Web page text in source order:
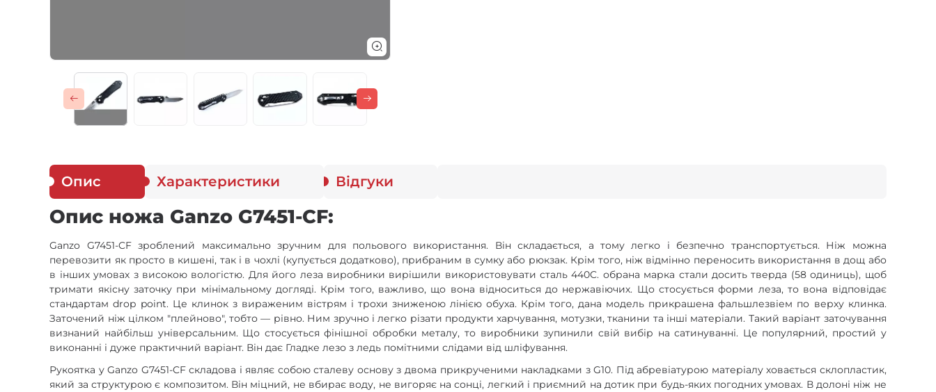
Опис Характеристики Відгуки
Опис ножа Ganzo G7451-CF:
Ganzo G7451-CF зроблений максимально зручним для польового використання. Він складається, а тому легко і безпечно транспортується. Ніж можна
перевозити як просто в кишені, так і в чохлі (купується додатково), прибраним в сумку або рюкзак. Крім того, ніж відмінно переносить використання в дощ або
в інших умовах з високою вологістю. Для його леза виробники вирішили використовувати сталь 440C. обрана марка стали досить тверда (58 одиниць), щоб
тримати якісну заточку при мінімальному догляді. Крім того, важливо, що вона відноситься до нержавіючих. Що стосується форми леза, то вона відповідає
стандартам drop point. Це клинок з вираженим вістрям і трохи зниженою лінією обуха. Крім того, дана модель прикрашена фальшлезвіем по верху клинка.
Заточений ніж цілком "плейново", тобто — рівно. Ним зручно і легко різати продукти харчування, мотузки, тканини та інші матеріали. Такий варіант заточування
визнаний найбільш універсальним. Що стосується фінішної обробки металу, то виробники зупинили свій вибір на сатинуванні. Це популярний, простий у
виконанні і дуже практичний варіант. Він дає Гладке лезо з ледь помітними слідами від шліфування.
Рукоятка у Ganzo G7451-CF складова і являє собою сталеву основу з двома прикрученими накладками з G10. Під абревіатурою матеріалу ховається склопластик,
який за структурою є композитом. Він міцний, не вбирає воду, не вигоряє на сонці, легкий і приємний на дотик при будь-яких погодних умовах. В долоні ніж не